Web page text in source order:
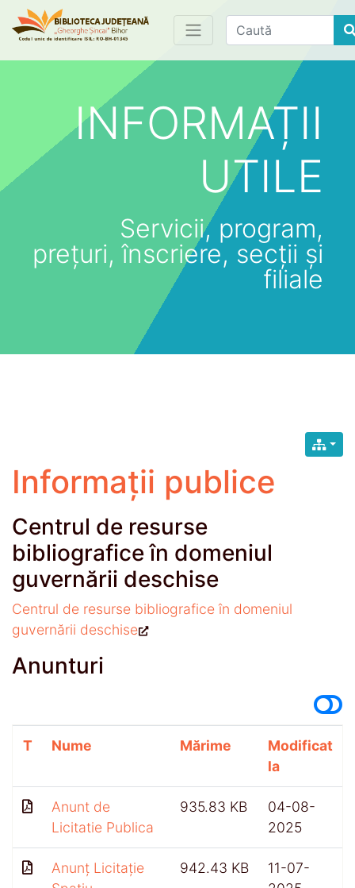
Find
INFORMAȚII
UTILE
Servicii, program,
prețuri, înscriere, secții și
filiale
Informații publice
Centrul de resurse
bibliografice în domeniul
guvernării deschise
Centrul de resurse bibliografice în domeniul
guvernării deschise
Anunturi
T Nume Mărime
Modificat
la
Anunt de
Licitatie Publica
935.83 KB
04-08-
2025
Anunț Licitație
942.43 KB
11-07-